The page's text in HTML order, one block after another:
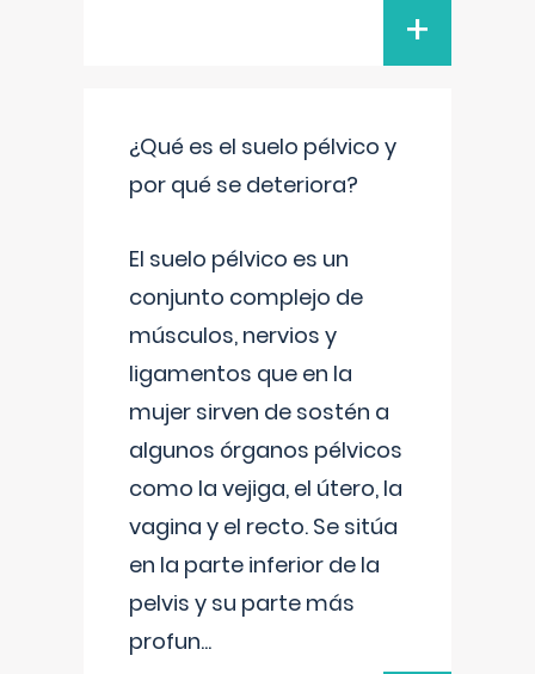
+
¿Qué es el suelo pélvico y
por qué se deteriora?
El suelo pélvico es un
conjunto complejo de
músculos, nervios y
ligamentos que en la
mujer sirven de sostén a
algunos órganos pélvicos
como la vejiga, el útero, la
vagina y el recto. Se sitúa
en la parte inferior de la
pelvis y su parte más
profun...